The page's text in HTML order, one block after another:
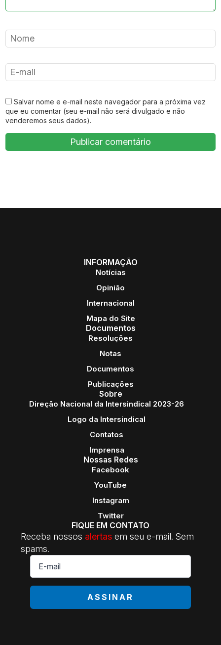
Salvar nome e e-mail neste navegador para a próxima vez
que eu comentar (seu e-mail não será divulgado e não
venderemos seus dados).
INFORMAÇÃO
Notícias
Opinião
Internacional
Mapa do Site
Documentos
Resoluções
Notas
Documentos
Publicações
Sobre
Direção Nacional da Intersindical 2023-26
Logo da Intersindical
Contatos
Imprensa
Nossas Redes
Facebook
YouTube
Instagram
Twitter
FIQUE EM CONTATO
Receba nossos alertas em seu e-mail. Sem
spams.
E-
mail
*
ASSINAR